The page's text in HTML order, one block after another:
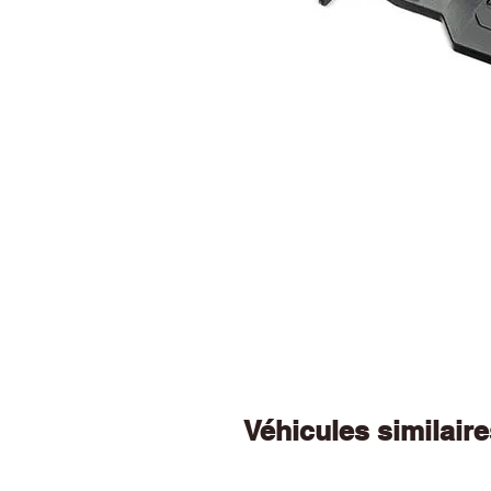
Véhicules